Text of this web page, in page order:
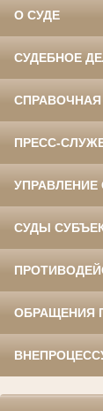
О СУДЕ
СУДЕБНОЕ
ПРЕСС-
УПРАВЛЕНИЕ
СУДЫ
ОБРАЩЕНИЯ